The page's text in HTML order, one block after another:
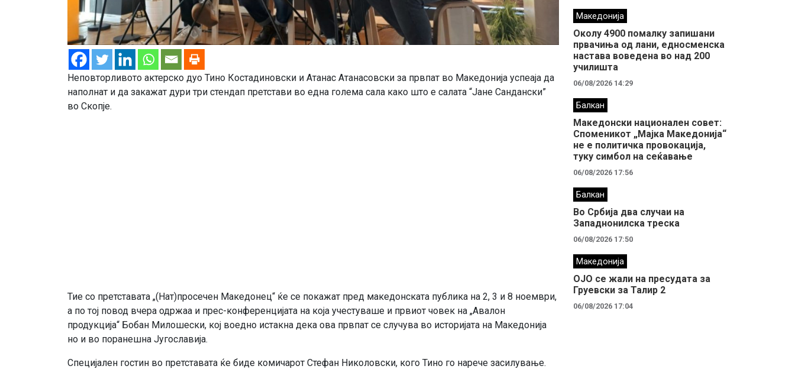
Неповторливото актерско дуо Тино Костадиновски и Атанас Атанасовски за првпат во Македонија успеаја да
наполнат и да закажат дури три стендап претстави во една голема сала како што е салата “Јане Сандански”
во Скопје.
Тие со претставата „(Нат)просечен Македонец“ ќе се покажат пред македонската публика на 2, 3 и 8 ноември,
а по тој повод вчера одржаа и прес-конференцијата на која учестуваше и првиот човек на „Авалон
продукција“ Бобан Милошески, кој воедно истакна дека ова првпат се случува во историјата на Македонија
но и во поранешна Југославија.
Специјален гостин во претставата ќе биде комичарот Стефан Николовски, кого Тино го нарече засилување.
Македонија
Околу 4900 помалку запишани
првачиња од лани, едносменска
настава воведена во над 200
училишта
06/08/2026 14:29
Балкан
Македонски национален совет:
Споменикот „Мајка Македонија“
не е политичка провокација,
туку симбол на сеќавање
06/08/2026 17:56
Балкан
Во Србија два случaи на
Западнонилска треска
06/08/2026 17:50
Македонија
ОЈО се жали на пресудата за
Груевски за Талир 2
06/08/2026 17:04